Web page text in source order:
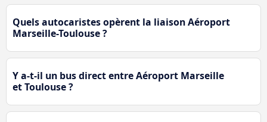
Quels autocaristes opèrent la liaison Aéroport
Marseille-Toulouse ?
Y a-t-il un bus direct entre Aéroport Marseille
et Toulouse ?